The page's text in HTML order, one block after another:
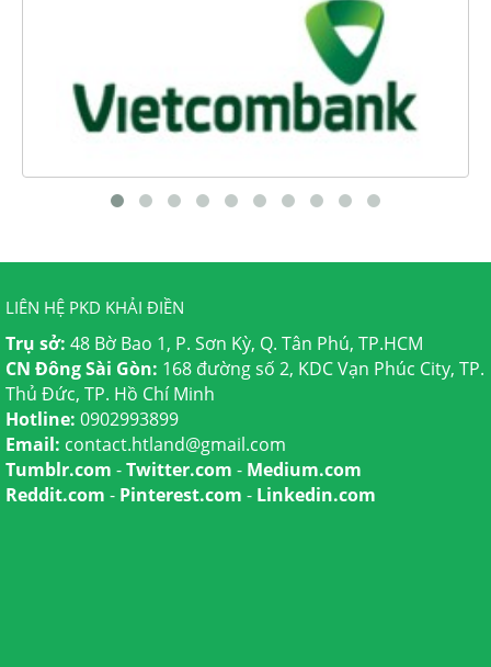
LIÊN HỆ PKD KHẢI ĐIỀN
Trụ sở: 48 Bờ Bao 1, P. Sơn Kỳ, Q. Tân Phú, TP.HCM
CN Đông Sài Gòn: 168 đường số 2, KDC Vạn Phúc City, TP.
Thủ Đức, TP. Hồ Chí Minh
Hotline: 0902993899
Email: contact.htland@gmail.com
Tumblr.com -Twitter.com - Medium.com
Reddit.com - Pinterest.com - Linkedin.com